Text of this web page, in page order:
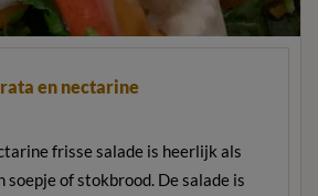
en nectarine
frisse salade is heerlijk als
soepje of stokbrood. De salade is